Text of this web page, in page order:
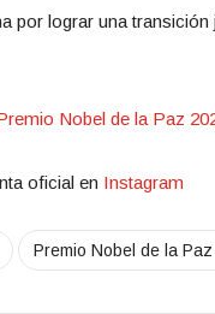
por lograr una
Nobel de la Paz
oficial en Instagram
Premio Nobel de la